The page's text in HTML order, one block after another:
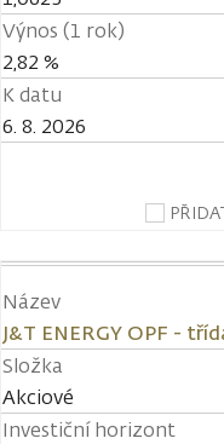
Výnos (1 rok)
2,82 %
K datu
6. 8. 2026
Název
J&T ENERGY OPF -
Složka
Akciové
Investiční horizont